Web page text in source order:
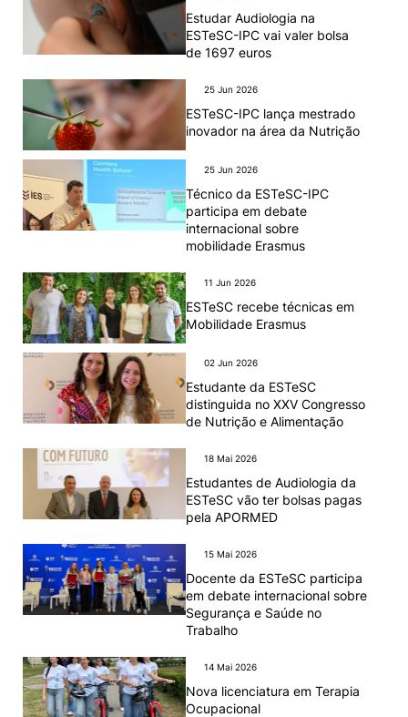
Estudar Audiologia na
ESTeSC-IPC vai valer bolsa
de 1697 euros
25 Jun 2026
ESTeSC-IPC lança mestrado
inovador na área da Nutrição
25 Jun 2026
Técnico da ESTeSC-IPC
participa em debate
internacional sobre
mobilidade Erasmus
11 Jun 2026
ESTeSC recebe técnicas em
Mobilidade Erasmus
02 Jun 2026
Estudante da ESTeSC
distinguida no XXV Congresso
de Nutrição e Alimentação
18 Mai 2026
Estudantes de Audiologia da
ESTeSC vão ter bolsas pagas
pela APORMED
15 Mai 2026
Docente da ESTeSC participa
em debate internacional sobre
Segurança e Saúde no
Trabalho
14 Mai 2026
Nova licenciatura em Terapia
Ocupacional